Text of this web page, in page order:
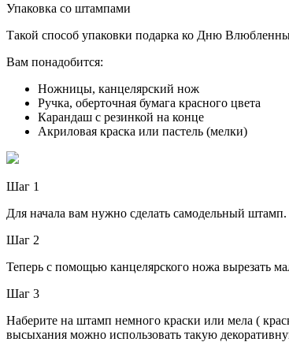
Упаковка со штампами
Такой способ упаковки подарка ко Дню
Вам понадобится:
Ножницы, канцелярский нож
Ручка, оберточная бумага красного цвета
Карандаш с резинкой на конце
Акриловая краска или пастель (мелки)
Шаг 1
Для начала вам нужно сделать самодельный
Шаг 2
Теперь с помощью канцелярского ножа вырезать
Шаг 3
Наберите на штамп немного краски или мела (
высыхания можно использовать такую